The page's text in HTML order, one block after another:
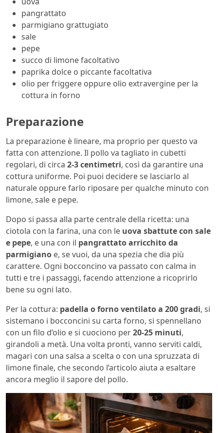
pangrattato
parmigiano grattugiato
sale
pepe
succo di limone facoltativo
paprika dolce o piccante facoltativa
olio per friggere oppure olio extravergine per la
cottura in forno
Preparazione
La preparazione è lineare, ma proprio per questo va
fatta con attenzione. Il pollo va tagliato in cubetti
regolari, di circa 2-3 centimetri, così da garantire una
cottura uniforme. Poi puoi decidere se lasciarlo al
naturale oppure farlo riposare per qualche minuto con
limone, sale e pepe.
Dopo si passa alla parte centrale della ricetta: una
ciotola con la farina, una con le uova sbattute con sale
e pepe, e una con il pangrattato arricchito da
parmigiano e, se vuoi, da una spezia che dia più
carattere. Ogni bocconcino va passato con calma in
tutti e tre i passaggi, facendo attenzione a ricoprirlo
bene su ogni lato.
Per la cottura: padella o forno ventilato a 200 gradi, si
sistemano i bocconcini su carta forno, si spennellano
con un filo d’olio e si cuociono per20-25 minuti,
girandoli a metà. Una volta pronti, vanno serviti caldi,
magari con una salsa a scelta o con una spruzzata di
limone finale, che secondo l’articolo aiuta a esaltare
ancora meglio il sapore del pollo.